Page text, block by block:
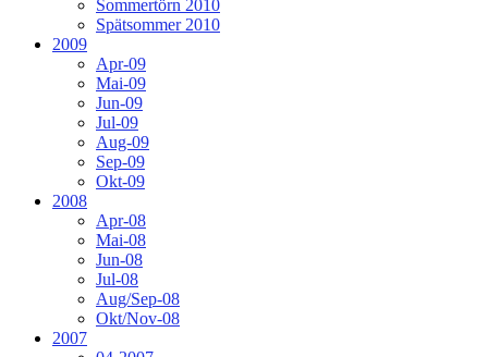
Sommertörn 2010
Spätsommer 2010
2009
Apr-09
Mai-09
Jun-09
Jul-09
Aug-09
Sep-09
Okt-09
2008
Apr-08
Mai-08
Jun-08
Jul-08
Aug/Sep-08
Okt/Nov-08
2007